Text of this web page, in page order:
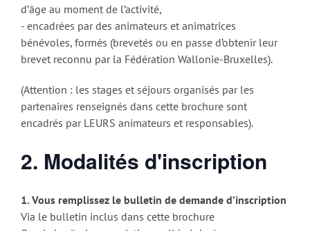
d’âge au moment de l’activité,
- encadrées par des animateurs et animatrices
bénévoles, formés (brevetés ou en passe d’obtenir leur
brevet reconnu par la Fédération Wallonie-Bruxelles).
(Attention : les stages et séjours organisés par les
partenaires renseignés dans cette brochure sont
encadrés par LEURS animateurs et responsables).
2. Modalités d'inscription
1. Vous remplissez le bulletin de demande d’inscription
Via le bulletin inclus dans cette brochure